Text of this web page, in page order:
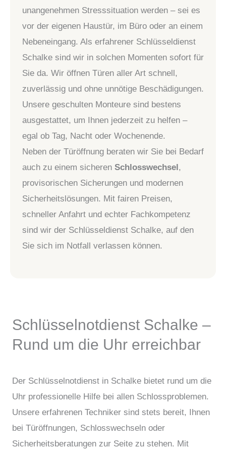
unangenehmen Stresssituation werden – sei es
vor der eigenen Haustür, im Büro oder an einem
Nebeneingang. Als erfahrener Schlüsseldienst
Schalke sind wir in solchen Momenten sofort für
Sie da. Wir öffnen Türen aller Art schnell,
zuverlässig und ohne unnötige Beschädigungen.
Unsere geschulten Monteure sind bestens
ausgestattet, um Ihnen jederzeit zu helfen –
egal ob Tag, Nacht oder Wochenende.
Neben der Türöffnung beraten wir Sie bei Bedarf
auch zu einem sicheren Schlosswechsel,
provisorischen Sicherungen und modernen
Sicherheitslösungen. Mit fairen Preisen,
schneller Anfahrt und echter Fachkompetenz
sind wir der Schlüsseldienst Schalke, auf den
Sie sich im Notfall verlassen können.
Schlüsselnotdienst Schalke –
Rund um die Uhr erreichbar
Der Schlüsselnotdienst in Schalke bietet rund um die
Uhr professionelle Hilfe bei allen Schlossproblemen.
Unsere erfahrenen Techniker sind stets bereit, Ihnen
bei Türöffnungen, Schlosswechseln oder
Sicherheitsberatungen zur Seite zu stehen. Mit